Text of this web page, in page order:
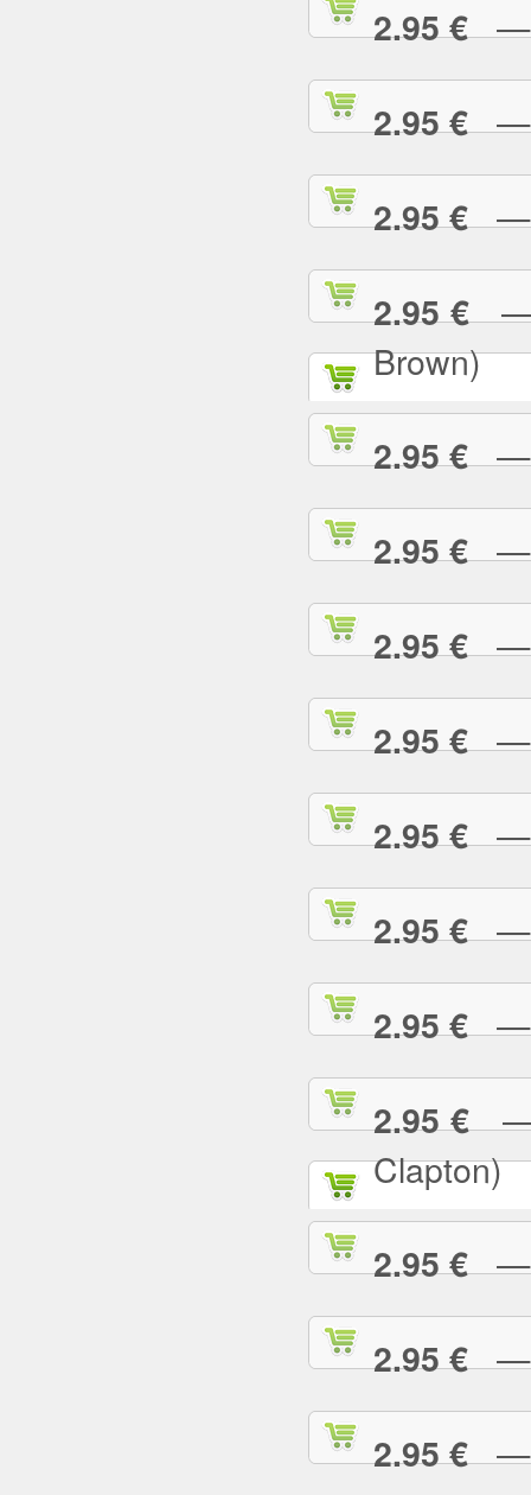
2.95 €—
2.95 €—
2.95 €—
2.95 €—
Brown)
2.95 €—
2.95 €—
2.95 €—
2.95 €—
2.95 €—
2.95 €—
2.95 €—
2.95 €—
Clapton)
2.95 €—
2.95 €—
2.95 €—